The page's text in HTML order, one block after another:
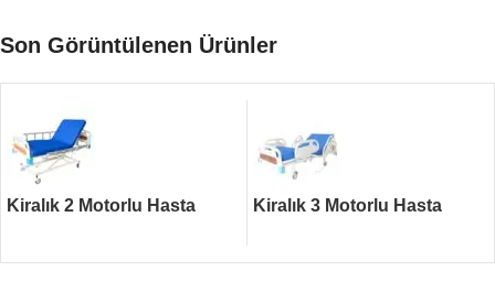
Son Görüntülenen Ürünler
Kiralık 2 Motorlu Hasta
Kiralık 3 Motorlu Hasta